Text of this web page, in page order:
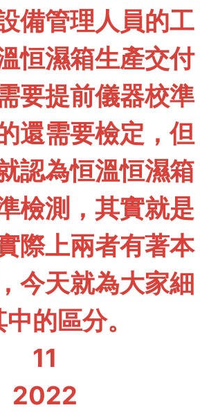
備管理人員的工
恒濕箱生產交付
要提前儀器校準
還需要檢定，但
認為恒溫恒濕箱
檢測，其實就是
際上兩者有著本
今天就為大家細
的區分。
11
2022